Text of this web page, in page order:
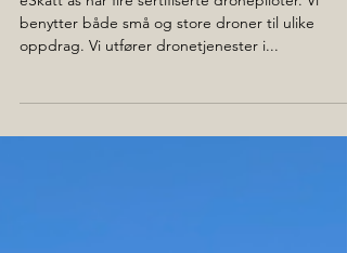
dronetjenester?
oppdrag. Vi utfører dronetjenester i...